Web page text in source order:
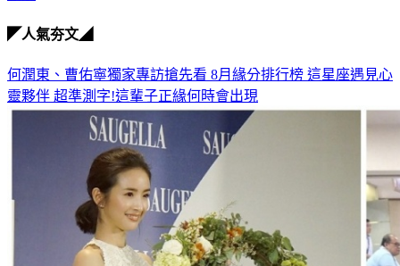
◤人氣夯文◢
何潤東、曹佑寧獨家專訪搶先看 8月緣分排行榜 這星座遇見心
靈夥伴 超準測字!這輩子正緣何時會出現